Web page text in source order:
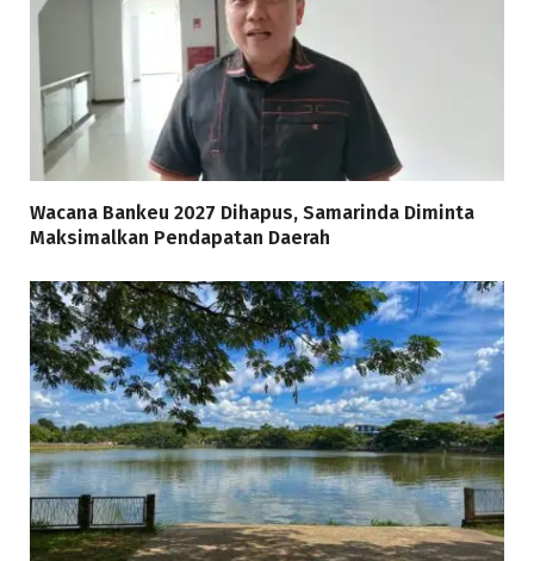
Wacana Bankeu 2027 Dihapus, Samarinda Diminta
Maksimalkan Pendapatan Daerah